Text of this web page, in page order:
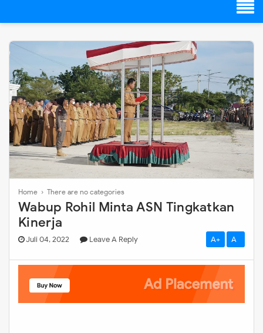
Home › There are no categories
Wabup Rohil Minta ASN Tingkatkan
Kinerja
Juli 04, 2022 Leave A Reply A+ A-